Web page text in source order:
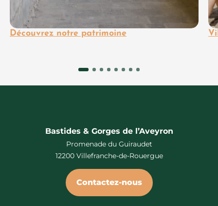
Découvrez notre patrimoine
Bastides & Gorges de l’Aveyron
Promenade du Guiraudet
12200 Villefranche-de-Rouergue
Contactez-nous